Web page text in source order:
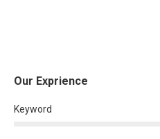
Our Exprience
Keyword